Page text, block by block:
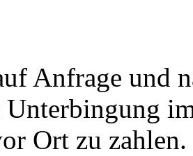
Anfrage und
Ort zu zahlen.